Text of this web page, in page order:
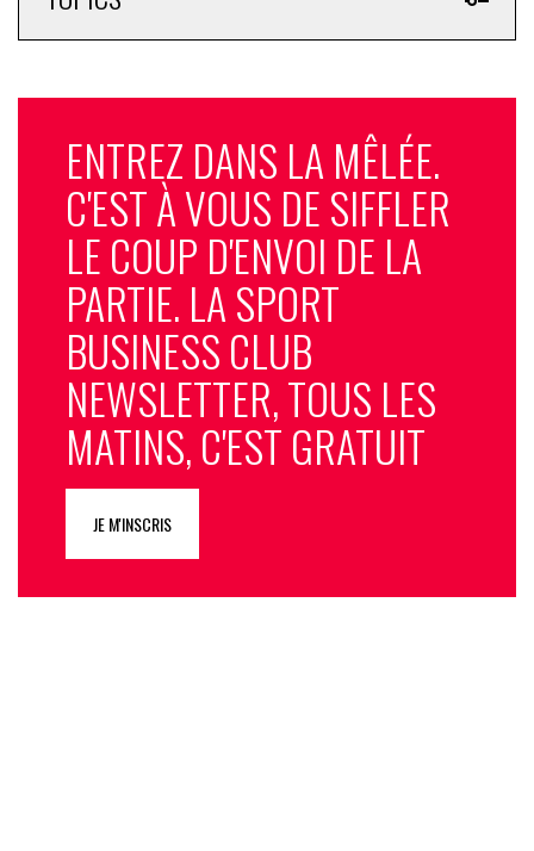
ENTREZ DANS LA MÊLÉE.
C'EST À VOUS DE SIFFLER
LE COUP D'ENVOI DE LA
PARTIE. LA SPORT
BUSINESS CLUB
NEWSLETTER, TOUS LES
MATINS, C'EST GRATUIT
JE M'INSCRIS